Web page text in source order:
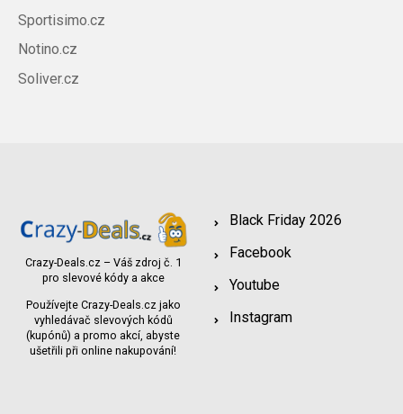
Sportisimo.cz
Notino.cz
Soliver.cz
Crazy-Deals.cz – Váš zdroj č. 1
pro slevové kódy a akce
Používejte Crazy-Deals.cz jako
vyhledávač slevových kódů
(kupónů) a promo akcí, abyste
ušetřili při online nakupování!
Black Friday 2026
Facebook
Youtube
Instagram